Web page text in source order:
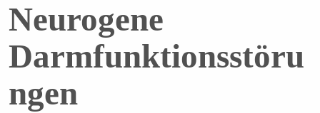
Neurogene
Darmfunktionsstöru
ngen